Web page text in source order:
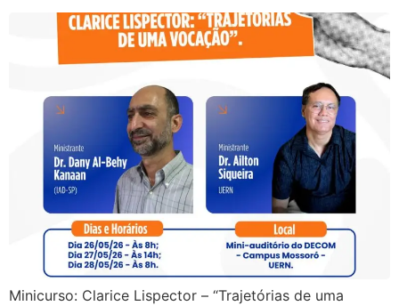
Minicurso: Clarice Lispector – “Trajetórias de uma